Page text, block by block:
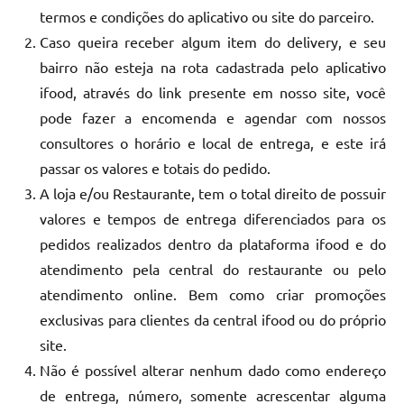
termos e condições do aplicativo ou site do parceiro.
Caso queira receber algum item do delivery, e seu
bairro não esteja na rota cadastrada pelo aplicativo
ifood, através do link presente em nosso site, você
pode fazer a encomenda e agendar com nossos
consultores o horário e local de entrega, e este irá
passar os valores e totais do pedido.
A loja e/ou Restaurante, tem o total direito de possuir
valores e tempos de entrega diferenciados para os
pedidos realizados dentro da plataforma ifood e do
atendimento pela central do restaurante ou pelo
atendimento online. Bem como criar promoções
exclusivas para clientes da central ifood ou do próprio
site.
Não é possível alterar nenhum dado como endereço
de entrega, número, somente acrescentar alguma